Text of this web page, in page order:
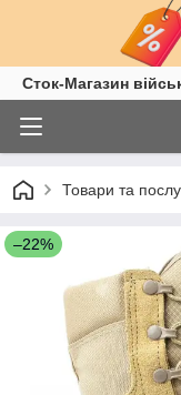
Сток-Магазин
Товари та
–22%